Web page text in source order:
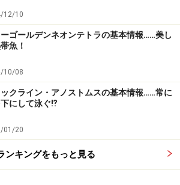
12/10
ゴールデンネオンテトラの基本情報……美し
魚！
10/08
クライン・アノストムスの基本情報……常に
にして泳ぐ⁉
01/20
ンキングをもっと見る